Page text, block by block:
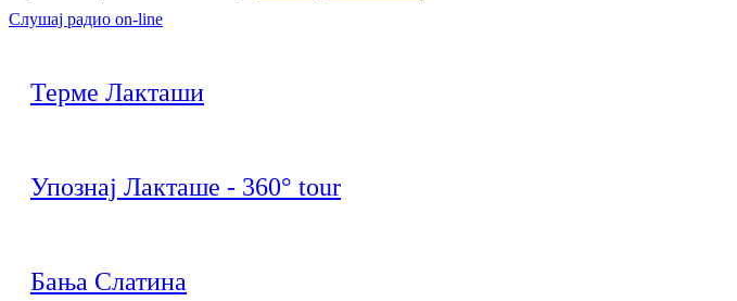
Слушај радио on-line
Терме Лакташи
Упознај Лакташе - 360° tour
Бања Слатина